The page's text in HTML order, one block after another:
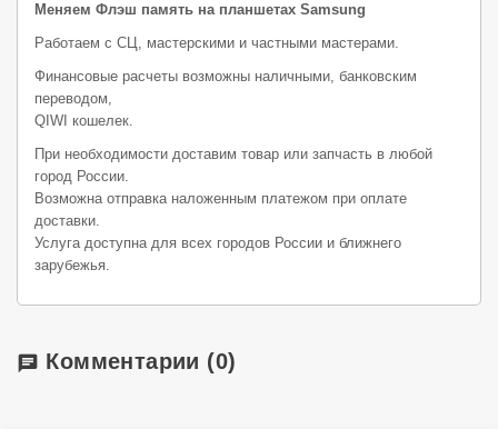
Меняем Флэш память на планшетах Samsung
Работаем с СЦ, мастерскими и частными мастерами.
Финансовые расчеты возможны наличными, банковским
переводом,
QIWI кошелек.
При необходимости доставим товар или запчасть в любой
город России.
Возможна отправка наложенным платежом при оплате
доставки.
Услуга доступна для всех городов России и ближнего
зарубежья.
chat Комментарии (0)